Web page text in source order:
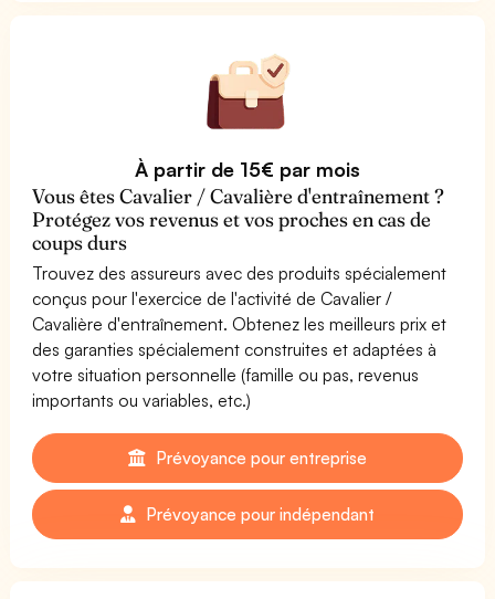
À partir de 15€ par mois
Vous êtes Cavalier / Cavalière d'entraînement ?
Protégez vos revenus et vos proches en cas de
coups durs
Trouvez des assureurs avec des produits spécialement
conçus pour l'exercice de l'activité de Cavalier /
Cavalière d'entraînement. Obtenez les meilleurs prix et
des garanties spécialement construites et adaptées à
votre situation personnelle (famille ou pas, revenus
importants ou variables, etc.)
Prévoyance pour entreprise
Prévoyance pour indépendant